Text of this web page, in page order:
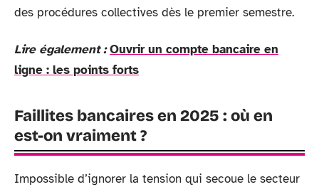
des procédures collectives dès le premier semestre.
Lire également : Ouvrir un compte bancaire en
ligne : les points forts
Faillites bancaires en 2025 : où en
est-on vraiment ?
Impossible d’ignorer la tension qui secoue le secteur